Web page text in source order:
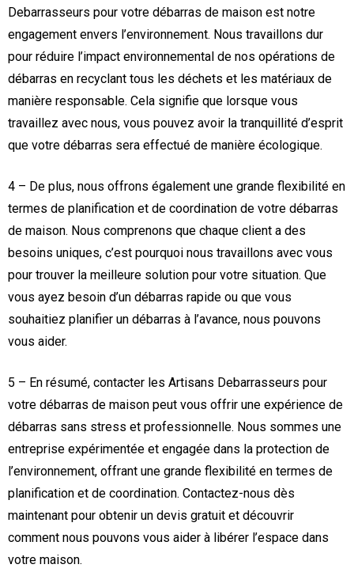
Debarrasseurs pour votre débarras de maison est notre
engagement envers l’environnement. Nous travaillons dur
pour réduire l’impact environnemental de nos opérations de
débarras en recyclant tous les déchets et les matériaux de
manière responsable. Cela signifie que lorsque vous
travaillez avec nous, vous pouvez avoir la tranquillité d’esprit
que votre débarras sera effectué de manière écologique.
4 – De plus, nous offrons également une grande flexibilité en
termes de planification et de coordination de votre débarras
de maison. Nous comprenons que chaque client a des
besoins uniques, c’est pourquoi nous travaillons avec vous
pour trouver la meilleure solution pour votre situation. Que
vous ayez besoin d’un débarras rapide ou que vous
souhaitiez planifier un débarras à l’avance, nous pouvons
vous aider.
5 – En résumé, contacter les Artisans Debarrasseurs pour
votre débarras de maison peut vous offrir une expérience de
débarras sans stress et professionnelle. Nous sommes une
entreprise expérimentée et engagée dans la protection de
l’environnement, offrant une grande flexibilité en termes de
planification et de coordination. Contactez-nous dès
maintenant pour obtenir un devis gratuit et découvrir
comment nous pouvons vous aider à libérer l’espace dans
votre maison.